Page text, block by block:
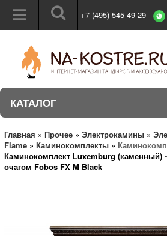
+7 (495) 545-49-29
КАТАЛОГ
Главная » Прочее » Электрокамины »
Flame » Каминокомплекты »
Каминокомплект Luxemburg (каменный)
очагом Fobos FX M Black